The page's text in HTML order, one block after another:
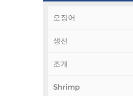
오징어
생선
조개
Shrimp